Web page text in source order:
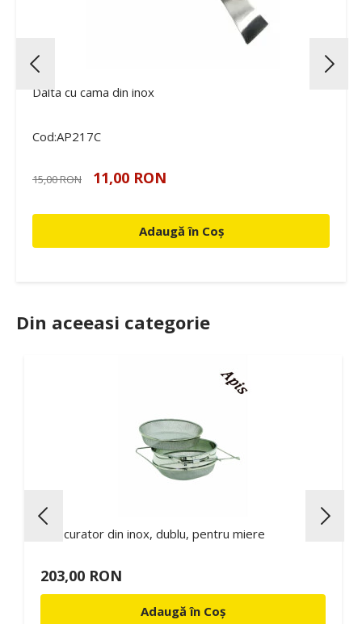
Dalta cu cama din inox
Cod:AP217C
15,00 RON 11,00 RON
Adaugă în Coș
Din aceeasi categorie
Strecurator din inox, dublu, pentru miere
203,00 RON
Adaugă în Coș